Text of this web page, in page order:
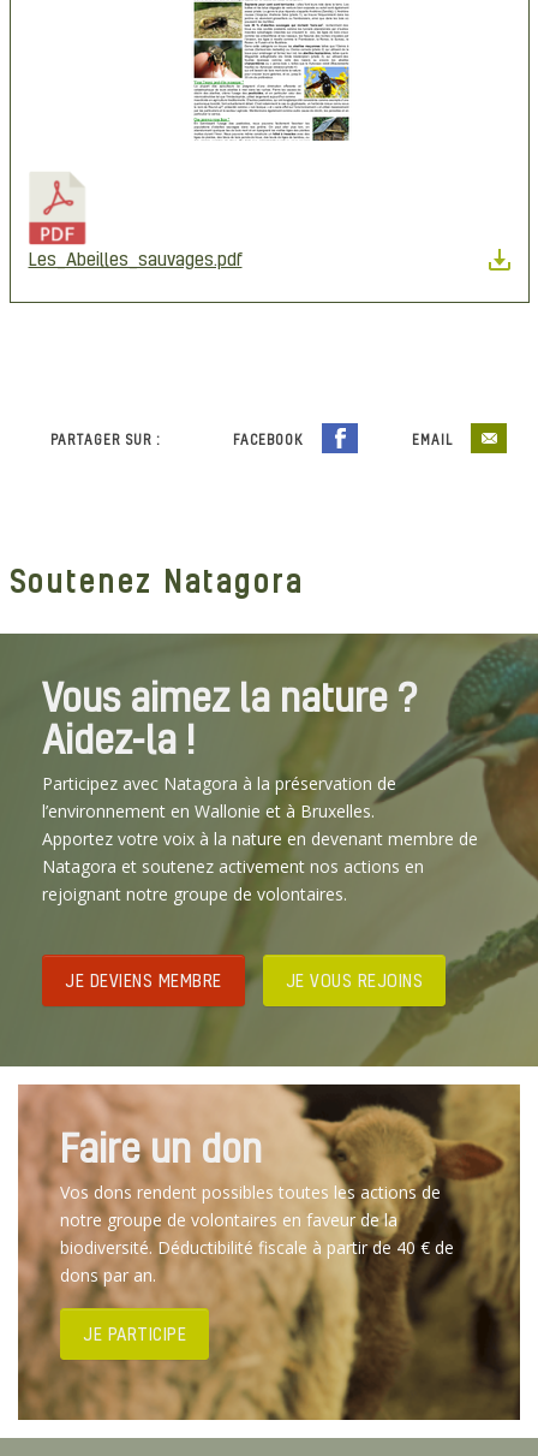
Les_Abeilles_sauvages.pdf
PARTAGER SUR : FACEBOOK EMAIL
Soutenez Natagora
Vous aimez la nature ?
Aidez-la !
Participez avec Natagora à la préservation de
l’environnement en Wallonie et à Bruxelles.
Apportez votre voix à la nature en devenant membre de
Natagora et soutenez activement nos actions en
rejoignant notre groupe de volontaires.
JE DEVIENS MEMBRE JE VOUS REJOINS
Faire un don
Vos dons rendent possibles toutes les actions de
notre groupe de volontaires en faveur de la
biodiversité. Déductibilité fiscale à partir de 40 € de
dons par an.
JE PARTICIPE